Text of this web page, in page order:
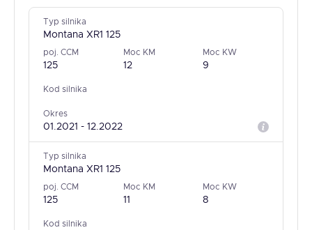
Typ silnika
Montana XR1 125
poj. CCM
125
Moc KM
12
Moc KW
9
Kod silnika
Okres
01.2021 - 12.2022
Typ silnika
Montana XR1 125
poj. CCM
125
Moc KM
11
Moc KW
8
Kod silnika